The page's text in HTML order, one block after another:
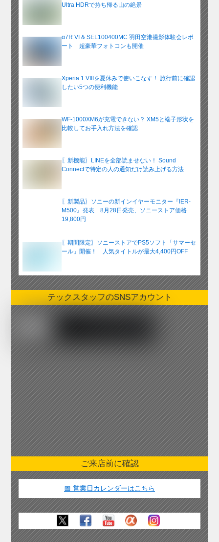
Ultra HDRで持ち帰る山の絶景
α7R VI & SEL100400MC 羽田空港撮影体験会レポ
ート 超豪華フォトコンも開催
Xperia 1 VIIIを夏休みで使いこなす！ 旅行前に確認
したい5つの便利機能
WF-1000XM6が充電できない？ XM5と端子形状を
比較してお手入れ方法を確認
〖新機能〗LINEを全部読ませない！ Sound
Connectで特定の人の通知だけ読み上げる方法
〖新製品〗ソニーの新インイヤーモニター『IER-
M500』発表 8月28日発売、ソニーストア価格
19,800円
〖期間限定〗ソニーストアでPS5ソフト「サマーセ
ール」開催！ 人気タイトルが最大4,400円OFF
テックスタッフのSNSアカウント
ご来店前に確認
📅 営業日カレンダーはこちら